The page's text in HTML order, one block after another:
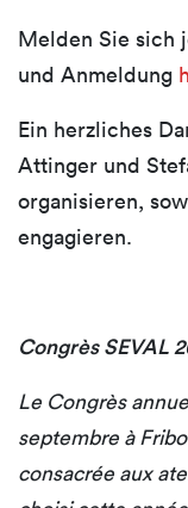
Melden Sie sich
und Anmeldung
Ein herzliches
Attinger und
organisieren,
engagieren.
Congrès SEVAL
Le Congrès
septembre à
consacrée aux